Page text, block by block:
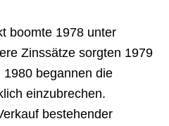
boomte 1978 unter
Zinssätze sorgten 1979
begannen die
einzubrechen.
bestehender